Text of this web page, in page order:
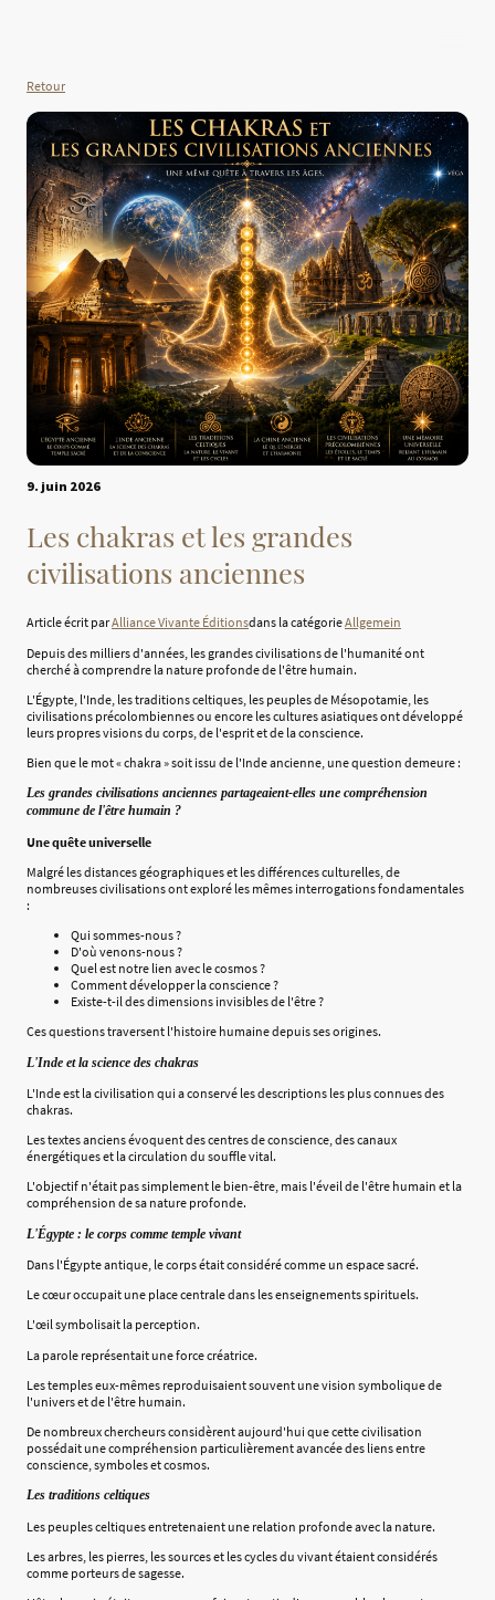
Retour
9. juin 2026
Les chakras et les grandes
civilisations anciennes
Article écrit parAlliance Vivante Éditionsdans la catégorieAllgemein
Depuis des milliers d'années, les grandes civilisations de l'humanité ont
cherché à comprendre la nature profonde de l'être humain.
L'Égypte, l'Inde, les traditions celtiques, les peuples de Mésopotamie, les
civilisations précolombiennes ou encore les cultures asiatiques ont développé
leurs propres visions du corps, de l'esprit et de la conscience.
Bien que le mot « chakra » soit issu de l'Inde ancienne, une question demeure :
Les grandes civilisations anciennes partageaient-elles une compréhension
commune de l'être humain ?
Une quête universelle
Malgré les distances géographiques et les différences culturelles, de
nombreuses civilisations ont exploré les mêmes interrogations fondamentales
:
Qui sommes-nous ?
D'où venons-nous ?
Quel est notre lien avec le cosmos ?
Comment développer la conscience ?
Existe-t-il des dimensions invisibles de l'être ?
Ces questions traversent l'histoire humaine depuis ses origines.
L'Inde et la science des chakras
L'Inde est la civilisation qui a conservé les descriptions les plus connues des
chakras.
Les textes anciens évoquent des centres de conscience, des canaux
énergétiques et la circulation du souffle vital.
L'objectif n'était pas simplement le bien-être, mais l'éveil de l'être humain et la
compréhension de sa nature profonde.
L'Égypte : le corps comme temple vivant
Dans l'Égypte antique, le corps était considéré comme un espace sacré.
Le cœur occupait une place centrale dans les enseignements spirituels.
L'œil symbolisait la perception.
La parole représentait une force créatrice.
Les temples eux-mêmes reproduisaient souvent une vision symbolique de
l'univers et de l'être humain.
De nombreux chercheurs considèrent aujourd'hui que cette civilisation
possédait une compréhension particulièrement avancée des liens entre
conscience, symboles et cosmos.
Les traditions celtiques
Les peuples celtiques entretenaient une relation profonde avec la nature.
Les arbres, les pierres, les sources et les cycles du vivant étaient considérés
comme porteurs de sagesse.